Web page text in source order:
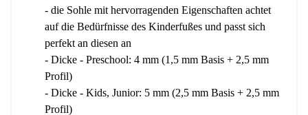
Bestätigen
- die Sohle mit hervorragenden Eigenschaften achtet
auf die Bedürfnisse des Kinderfußes und passt sich
perfekt an diesen an
- Dicke - Preschool: 4 mm (1,5 mm Basis + 2,5 mm
Profil)
- Dicke - Kids, Junior: 5 mm (2,5 mm Basis + 2,5 mm
Profil)
Ich bin mit der Verarbeitung der eingegebenen
personenbezogenen Daten im Sinne von
und deren Veröffentlichung einverstanden.
Bewertung
Ich bin mit der Verarbeitung der eingegebenen
personenbezogenen Daten im Sinne von